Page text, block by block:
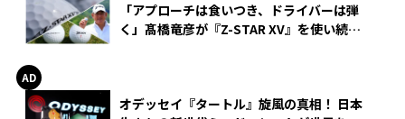
「アプローチは食いつき、ドライバーは弾
く」髙橋竜彦が『Z-STAR XV』を使い続け
オデッセイ『タートル』旋風の真相！ 日本